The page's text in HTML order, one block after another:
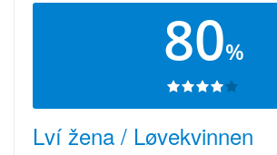
80%
Lví žena / Løvekvinnen